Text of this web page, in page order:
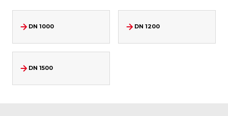
DN 1000 DN 1200
DN 1500